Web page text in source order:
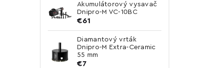
Akumulátorový vysavač
Dnipro-M VC-10BC
€61
Diamantový vrták
Dnipro-M Extra-Ceramic
55 mm
€7